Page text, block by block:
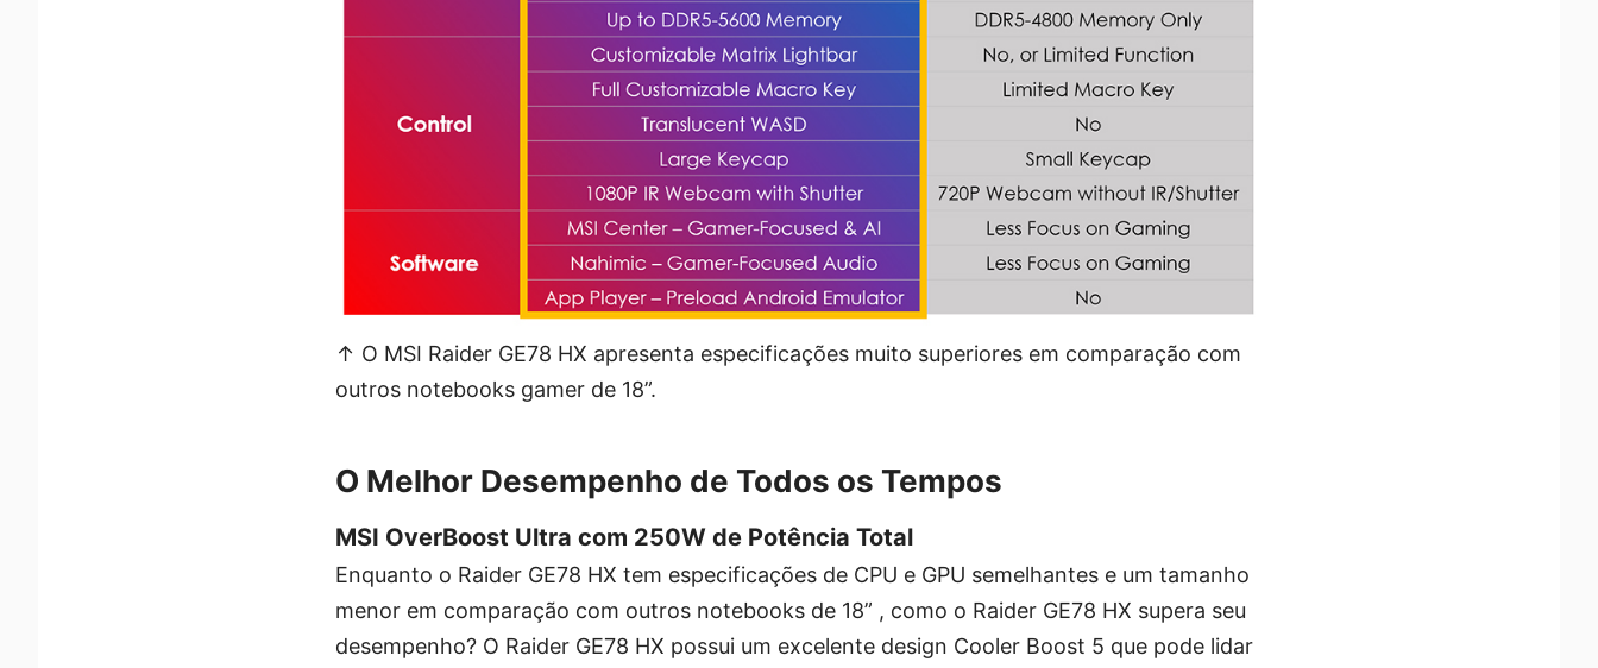
↑ O MSI Raider GE78 HX apresenta especificações muito superiores em comparação com
outros notebooks gamer de 18”.
O Melhor Desempenho de Todos os Tempos
MSI OverBoost Ultra com 250W de Potência Total
Enquanto o Raider GE78 HX tem especificações de CPU e GPU semelhantes e um tamanho
menor em comparação com outros notebooks de 18” , como o Raider GE78 HX supera seu
desempenho? O Raider GE78 HX possui um excelente design Cooler Boost 5 que pode lidar